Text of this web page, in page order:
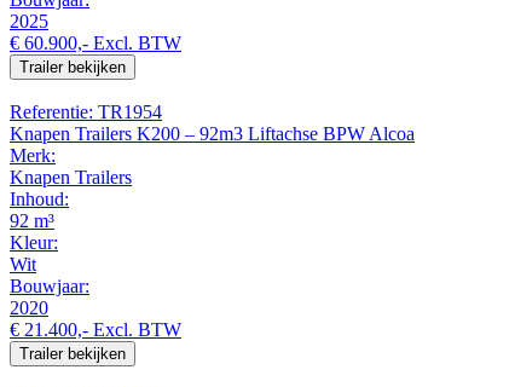
2025
€ 60.900,- Excl. BTW
Trailer bekijken
Referentie: TR1954
Knapen Trailers K200 – 92m3 Liftachse BPW Alcoa
Merk:
Knapen Trailers
Inhoud:
92 m³
Kleur:
Wit
Bouwjaar:
2020
€ 21.400,- Excl. BTW
Trailer bekijken